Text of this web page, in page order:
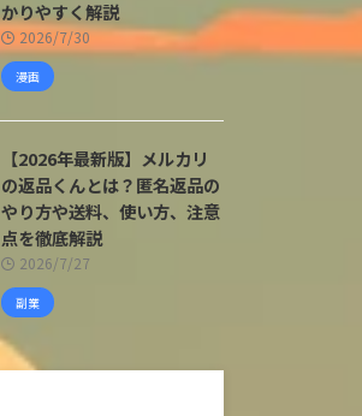
かりやすく解説
2026/7/30
漫画
【2026年最新版】メルカリ
の返品くんとは？匿名返品の
やり方や送料、使い方、注意
点を徹底解説
2026/7/27
副業